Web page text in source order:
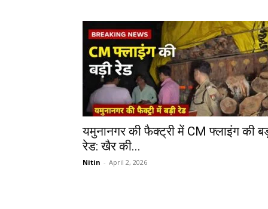
यमुनानगर की फैक्ट्री में CM फ्लाइंग की
रेड: खैर की...
Nitin - April 2, 2026